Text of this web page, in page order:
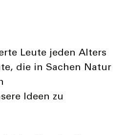
Leute jeden Alters
die in Sachen Natur
Ideen zu